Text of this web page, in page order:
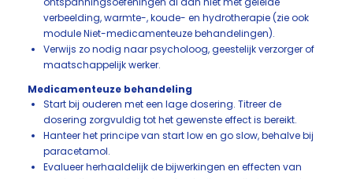
verbeelding, warmte-, koude- en hydrotherapie (zie ook
module Niet-medicamenteuze behandelingen).
Verwijs zo nodig naar psycholoog, geestelijk verzorger of
maatschappelijk werker.
Medicamenteuze behandeling
Start bij ouderen met een lage dosering. Titreer de
dosering zorgvuldig tot het gewenste effect is bereikt.
Hanteer het principe van start low en go slow, behalve bij
paracetamol.
Evalueer herhaaldelijk de bijwerkingen en effecten van